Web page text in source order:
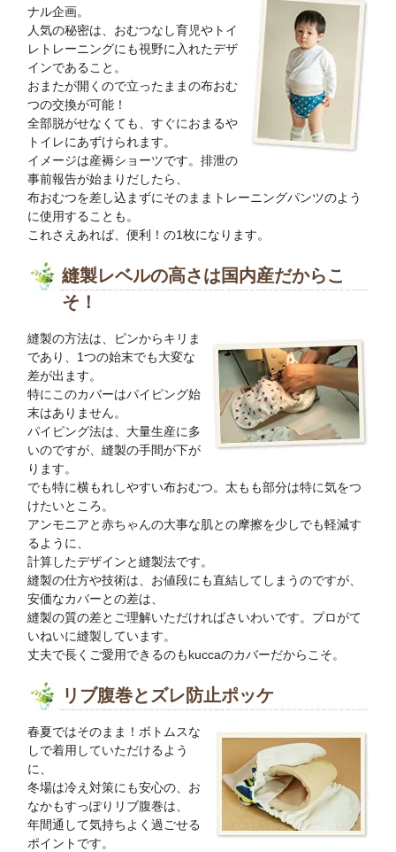
ナル企画。
人気の秘密は、おむつなし育児やトイ
レトレーニングにも視野に入れたデザ
インであること。
おまたが開くので立ったままの布おむ
つの交換が可能！
全部脱がせなくても、すぐにおまるや
トイレにあずけられます。
イメージは産褥ショーツです。排泄の
事前報告が始まりだしたら、
布おむつを差し込まずにそのままトレーニングパンツのよう
に使用することも。
これさえあれば、便利！の1枚になります。
縫製レベルの高さは国内産だからこ
そ！
縫製の方法は、ピンからキリま
であり、1つの始末でも大変な
差が出ます。
特にこのカバーはパイピング始
末はありません。
パイピング法は、大量生産に多
いのですが、縫製の手間が下が
ります。
でも特に横もれしやすい布おむつ。太もも部分は特に気をつ
けたいところ。
アンモニアと赤ちゃんの大事な肌との摩擦を少しでも軽減す
るように、
計算したデザインと縫製法です。
縫製の仕方や技術は、お値段にも直結してしまうのですが、
安価なカバーとの差は、
縫製の質の差とご理解いただければさいわいです。プロがて
いねいに縫製しています。
丈夫で長くご愛用できるのもkuccaのカバーだからこそ。
リブ腹巻とズレ防止ポッケ
春夏ではそのまま！ボトムスな
しで着用していただけるよう
に、
冬場は冷え対策にも安心の、お
なかもすっぽりリブ腹巻は、
年間通して気持ちよく過ごせる
ポイントです。